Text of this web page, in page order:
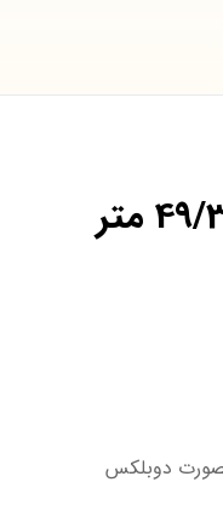
کلبه سوئیسی (A frame) مساحت 49/35 متر
7/7 متر مربع تراس بصورت دوبلکس